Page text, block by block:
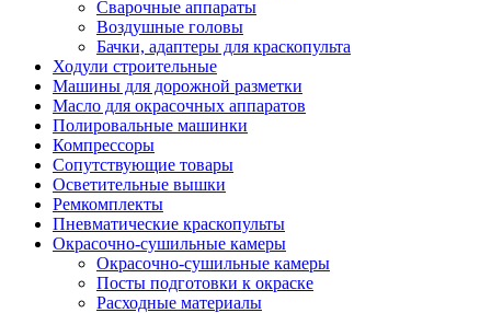
Сварочные аппараты
Воздушные головы
Бачки, адаптеры для краскопульта
Ходули строительные
Машины для дорожной разметки
Масло для окрасочных аппаратов
Полировальные машинки
Компрессоры
Сопутствующие товары
Осветительные вышки
Ремкомплекты
Пневматические краскопульты
Окрасочно-сушильные камеры
Окрасочно-сушильные камеры
Посты подготовки к окраске
Расходные материалы